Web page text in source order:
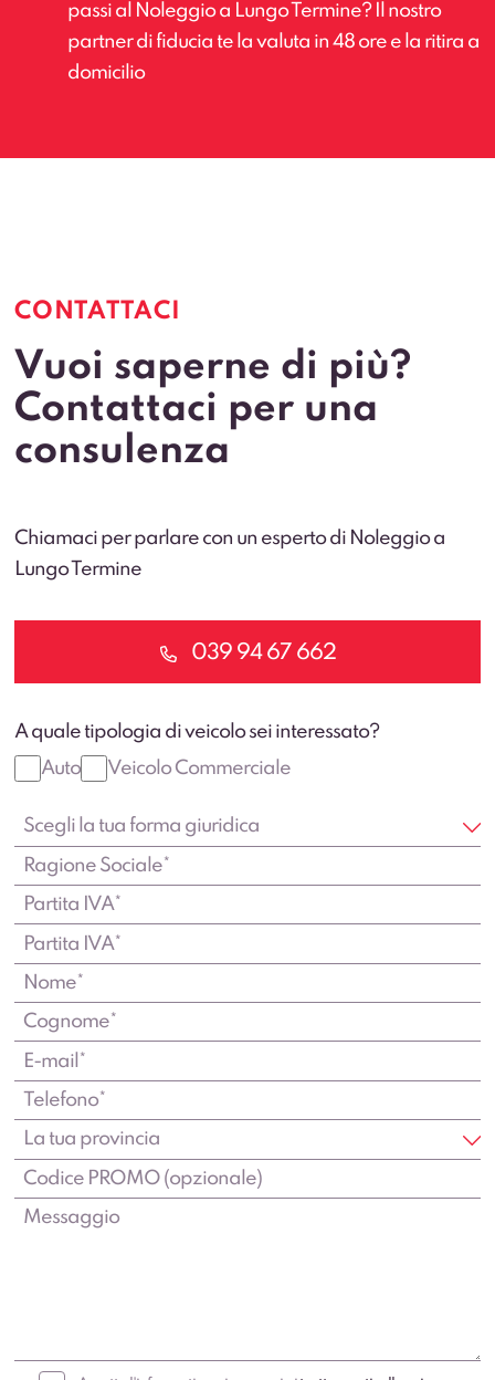
passi al Noleggio a Lungo Termine? Il nostro
partner di fiducia te la valuta in 48 ore e la ritira a
domicilio
CONTATTACI
Vuoi saperne di più?
Contattaci per una
consulenza
Chiamaci per parlare con un esperto di Noleggio a
Lungo Termine
039 94 67 662
A quale tipologia di veicolo sei interessato?
Auto
Veicolo Commerciale